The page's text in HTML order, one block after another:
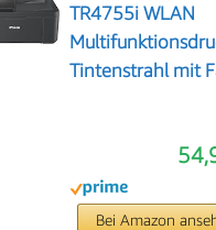
TR4755i WLAN
Tintenstrahl mit
Bei Amazon